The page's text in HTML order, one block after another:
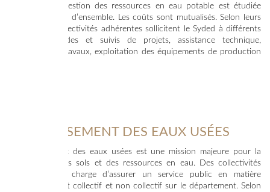
territoires. La gestion des ressources en eau potable est étudiée
dans une vision d’ensemble. Les coûts sont mutualisés. Selon leurs
besoins, les collectivités adhérentes sollicitent le Syded à différents
niveaux : études et suivis de projets, assistance technique,
réalisation de travaux, exploitation des équipements de production
ASSAINISSEMENT DES EAUX USÉES
L’assainissement des eaux usées est une mission majeure pour la
préservation des sols et des ressources en eau. Des collectivités
locales ont la charge d’assurer un service public en matière
d’assainissement collectif et non collectif sur le département. Selon